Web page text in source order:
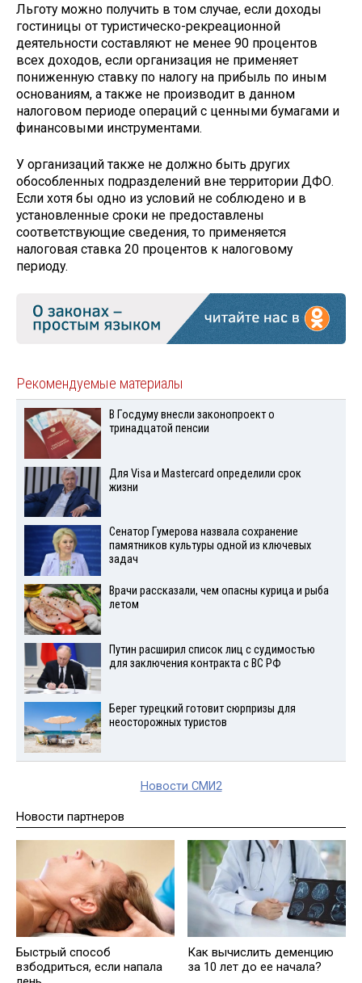
Льготу можно получить в том случае, если доходы
гостиницы от туристическо-рекреационной
деятельности составляют не менее 90 процентов
всех доходов, если организация не применяет
пониженную ставку по налогу на прибыль по иным
основаниям, а также не производит в данном
налоговом периоде операций с ценными бумагами и
финансовыми инструментами.
У организаций также не должно быть других
обособленных подразделений вне территории ДФО.
Если хотя бы одно из условий не соблюдено и в
установленные сроки не предоставлены
соответствующие сведения, то применяется
налоговая ставка 20 процентов к налоговому
периоду.
Рекомендуемые материалы
В Госдуму внесли законопроект о
тринадцатой пенсии
Для Visа и Mastercard определили срок
жизни
Сенатор Гумерова назвала сохранение
памятников культуры одной из ключевых
задач
Врачи рассказали, чем опасны курица и рыба
летом
Путин расширил список лиц с судимостью
для заключения контракта с ВС РФ
Берег турецкий готовит сюрпризы для
неосторожных туристов
Новости СМИ2
Новости партнеров
Быстрый способ
взбодриться, если напала
Как вычислить деменцию
за 10 лет до ее начала?